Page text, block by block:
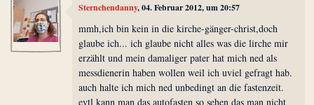
Sternchendanny, 04. Februar 2012, um 20:57
mmh,ich bin kein in die kirche-gänger-christ,doch
glaube ich... ich glaube nicht alles was die lirche mir
erzählt und mein damaliger pater hat mich ned als
messdienerin haben wollen weil ich uviel gefragt hab.
auch halte ich mich ned unbedingt an die fastenzeit.
evtl kann man das autofasten so sehen das man nicht